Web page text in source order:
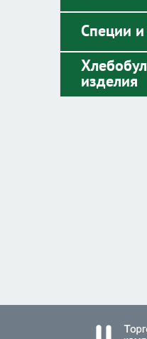
Специи и
изделия